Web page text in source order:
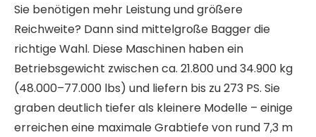
Sie benötigen mehr Leistung und größere
Reichweite? Dann sind mittelgroße Bagger die
richtige Wahl. Diese Maschinen haben ein
Betriebsgewicht zwischen ca. 21.800 und 34.900 kg
(48.000–77.000 lbs) und liefern bis zu 273 PS. Sie
graben deutlich tiefer als kleinere Modelle – einige
erreichen eine maximale Grabtiefe von rund 7,3 m